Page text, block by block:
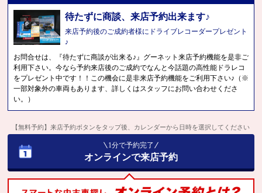
待たずに商談、来店予約出来ます♪
来店予約後のご成約者様にドライブレコーダープレゼント
♪
お問合せは、『待たずに商談が出来る♪』グーネット来店予約機能を是非ご
利用下さい。今なら予約来店後のご成約でなんと今話題の高性能ドラレコ
をプレゼント中です！！この機会に是非来店予約機能をご利用下さい♪（※
一部対象外の車両もあります、詳しくはスタッフにお問い合わせくださ
い。）
【無料予約】来店予約ボタンをタップ後、カレンダーから日時を選択してください
1分で予約完了
オンラインで来店予約